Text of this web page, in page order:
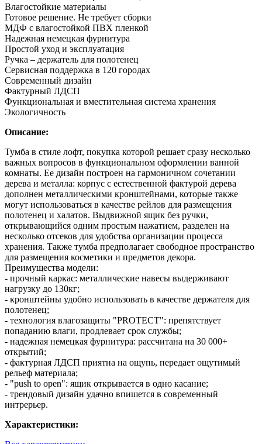
Влагостойкие материалы
Готовое решение. Не требует сборки
МДФ с влагостойкой ПВХ пленкой
Надежная немецкая фурнитура
Простой уход и эксплуатация
Ручка – держатель для полотенец
Сервисная поддержка в 120 городах
Современный дизайн
Фактурный ЛДСП
Функциональная и вместительная система хранения
Экологичность
Описание:
Тумба в стиле лофт, покупка которой решает сразу несколько
важных вопросов в функциональном оформлении ванной
комнаты. Ее дизайн построен на гармоничном сочетании
дерева и металла: корпус с естественной фактурой дерева
дополнен металлическими кронштейнами, которые также
могут использоваться в качестве рейлов для размещения
полотенец и халатов. Выдвижной ящик без ручки,
открывающийся одним простым нажатием, разделен на
несколько отсеков для удобства организации процесса
хранения. Также тумба предполагает свободное пространство
для размещения косметики и предметов декора.
Преимущества модели:
- прочный каркас: металлические навесы выдерживают
нагрузку до 130кг;
- кронштейны удобно использовать в качестве держателя для
полотенец;
- технология влагозащиты "PROTECT": препятствует
попаданию влаги, продлевает срок службы;
- надежная немецкая фурнитура: рассчитана на 30 000+
открытий;
- фактурная ЛДСП приятна на ощупь, передает ощутимый
рельеф материала;
- "push to open": ящик открывается в одно касание;
- трендовый дизайн удачно впишется в современный
интрерьер.
Характеристики: